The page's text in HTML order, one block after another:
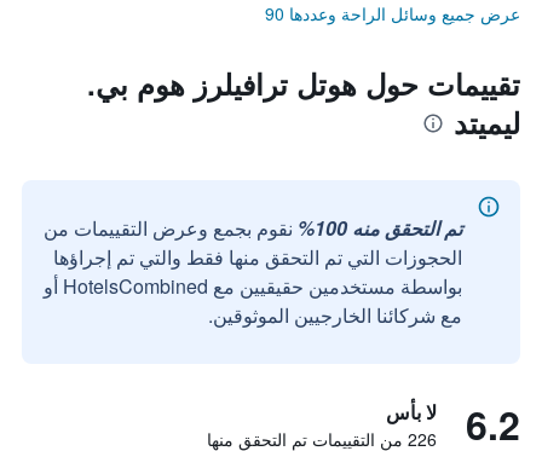
عرض جميع وسائل الراحة وعددها 90
تقييمات حول هوتل ترافيلرز هوم بي.
ليميتد
تم التحقق منه 100%
نقوم بجمع وعرض التقييمات من
الحجوزات التي تم التحقق منها فقط والتي تم إجراؤها
بواسطة مستخدمين حقيقيين مع HotelsCombined أو
مع شركائنا الخارجيين الموثوقين.
6.2 لا بأس
226 من التقييمات تم التحقق منها